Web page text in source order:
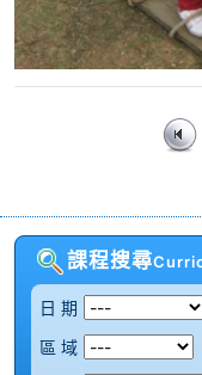
課程搜尋
日 期
區 域